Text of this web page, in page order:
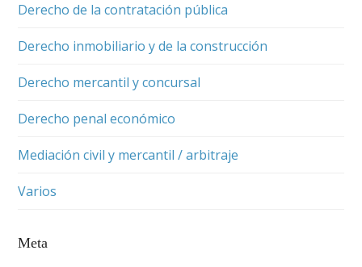
Derecho de la contratación pública
Derecho inmobiliario y de la construcción
Derecho mercantil y concursal
Derecho penal económico
Mediación civil y mercantil / arbitraje
Varios
Meta